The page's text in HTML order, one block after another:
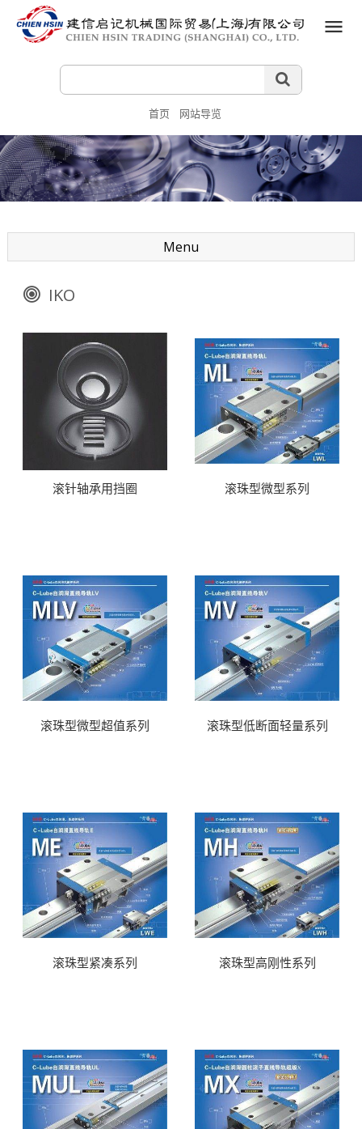
首页 网站导览
Menu
IKO
滚针轴承用挡圈 滚珠型微型系列
滚珠型微型超值系列 滚珠型低断面轻量系列
滚珠型紧凑系列 滚珠型高刚性系列